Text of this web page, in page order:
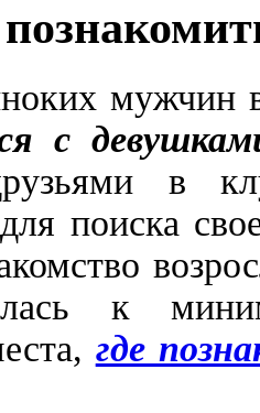
мужчин
с
в
поиска
к
где